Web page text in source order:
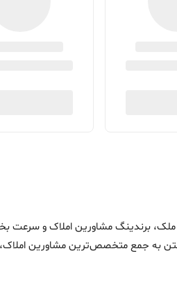
آگهی‌های ملک، برندینگ مشاورین املاک
پیوستن به جمع متخصص‌ترین مشاورین